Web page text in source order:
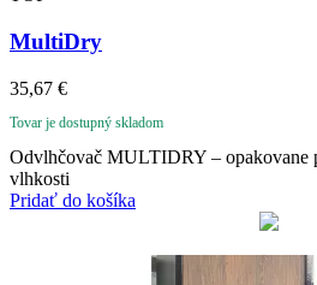
MultiDry
35,67 €
Tovar je dostupný skladom
Odvlhčovač MULTIDRY – opakovane
vlhkosti
Pridať do košíka